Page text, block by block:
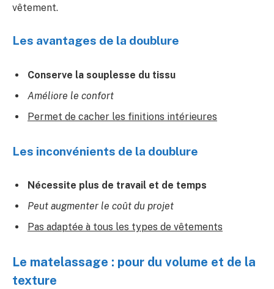
vêtement.
Les avantages de la doublure
Conserve la souplesse du tissu
Améliore le confort
Permet de cacher les finitions intérieures
Les inconvénients de la doublure
Nécessite plus de travail et de temps
Peut augmenter le coût du projet
Pas adaptée à tous les types de vêtements
Le matelassage : pour du volume et de la
texture